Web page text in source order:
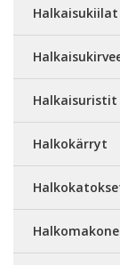
Halkaisukiilat
Halkaisuristit
Halkokärryt